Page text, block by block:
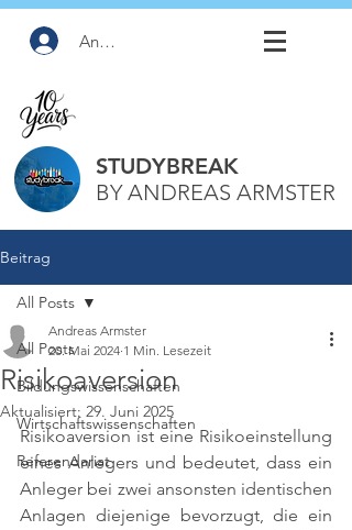
Anmelden
STUDYBREAK
BY ANDREAS ARMSTER
Beitrag
All Posts
Bildungswissenschaften
Wirtschaftswissenschaften
Referendariat
All Posts
Risikoaversion
Andreas Armster
20. Mai 2024 1 Min. Lesezeit
Aktualisiert: 29. Juni 2025
Risikoaversion ist eine Risikoeinstellung
eines Anlegers und bedeutet, dass ein
Anleger bei zwei ansonsten identischen
Anlagen diejenige bevorzugt, die ein